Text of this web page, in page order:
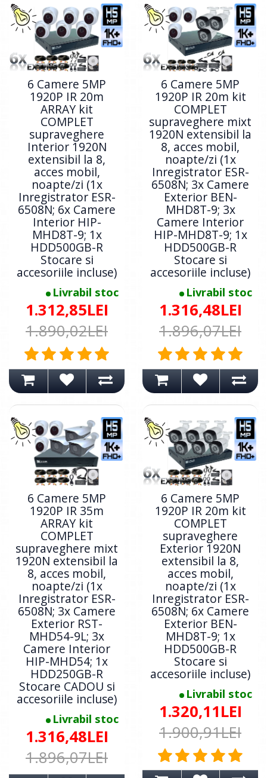
6 Camere 5MP
1920P IR 20m
ARRAY kit
COMPLET
supraveghere
Interior 1920N
extensibil la 8,
acces mobil,
noapte/zi (1x
Inregistrator ESR-
6508N; 6x Camere
Interior HIP-
MHD8T-9; 1x
HDD500GB-R
Stocare si
accesoriile incluse)
Livrabil stoc
1.312,85LEI
1.890,02LEI
6 Camere 5MP
1920P IR 20m kit
COMPLET
supraveghere mixt
1920N extensibil la
8, acces mobil,
noapte/zi (1x
Inregistrator ESR-
6508N; 3x Camere
Exterior BEN-
MHD8T-9; 3x
Camere Interior
HIP-MHD8T-9; 1x
HDD500GB-R
Stocare si
accesoriile incluse)
Livrabil stoc
1.316,48LEI
1.896,07LEI
6 Camere 5MP
1920P IR 35m
ARRAY kit
COMPLET
supraveghere mixt
1920N extensibil la
8, acces mobil,
noapte/zi (1x
Inregistrator ESR-
6508N; 3x Camere
Exterior RST-
MHD54-9L; 3x
Camere Interior
HIP-MHD54; 1x
HDD250GB-R
Stocare CADOU si
accesoriile incluse)
Livrabil stoc
1.316,48LEI
1.896,07LEI
6 Camere 5MP
1920P IR 20m kit
COMPLET
supraveghere
Exterior 1920N
extensibil la 8,
acces mobil,
noapte/zi (1x
Inregistrator ESR-
6508N; 6x Camere
Exterior BEN-
MHD8T-9; 1x
HDD500GB-R
Stocare si
accesoriile incluse)
Livrabil stoc
1.320,11LEI
1.900,91LEI